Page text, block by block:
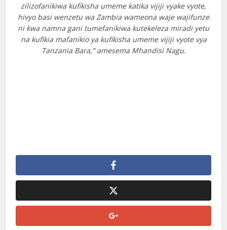
zilizofanikiwa kufikisha umeme katika vijiji vyake vyote,
hivyo basi wenzetu wa Zambia wameona waje wajifunze
ni kwa namna gani tumefanikiwa kutekeleza miradi yetu
na kufikia mafanikio ya kufikisha umeme vijiji vyote vya
Tanzania Bara,” amesema Mhandisi Nagu.